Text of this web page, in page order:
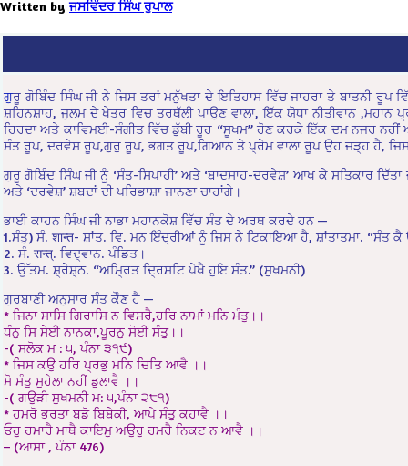
Written by ਜਸਵਿੰਦਰ ਸਿੰਘ ਰੁਪਾਲ
ਗੁਰੂ ਗੋਬਿੰਦ ਸਿੰਘ ਜੀ ਨੇ ਜਿਸ ਤਰਾਂ ਮਨੁੱਖਤਾ ਦੇ ਇਤਿਹਾਸ ਵਿੱਚ ਜਾਹਰਾ ਤੇ ਬਾਤਨੀ
ਸ਼ਹਿਨਸ਼ਾਹ, ਜੁਲਮ ਦੇ ਖੇਤਰ ਵਿਚ ਤਰਥੱਲੀ ਪਾਉਣ ਵਾਲਾ, ਇੱਕ ਯੋਧਾ ਨੀਤੀਵਾਨ
ਹਿਰਦਾ ਅਤੇ ਕਾਵਿਮਈ-ਸੰਗੀਤ ਵਿੱਚ ਡੁੱਬੀ ਰੂਹ “ਸੂਖਮ” ਹੋਣ ਕਰਕੇ ਇੱਕ ਦਮ ਨਜਰ
ਸੰਤ ਰੂਪ, ਦਰਵੇਸ਼ ਰੂਪ,ਗੁਰੁ ਰੂਪ, ਭਗਤ ਰੂਪ,ਗਿਆਨ ਤੇ ਪ੍ਰੇਮ ਵਾਲਾ ਰੂਪ ਉਹ ਜੜ੍ਹ ਹੈ,
ਗੁਰੂ ਗੋਬਿੰਦ ਸਿੰਘ ਜੀ ਨੂੰ ‘ਸੰਤ-ਸਿਪਾਹੀ’ ਅਤੇ ‘ਬਾਦਸਾਹ-ਦਰਵੇਸ਼’ ਆਖ ਕੇ ਸਤਿਕਾਰ
ਅਤੇ ‘ਦਰਵੇਸ਼’ ਸ਼ਬਦਾਂ ਦੀ ਪਰਿਭਾਸ਼ਾ ਜਾਨਣਾ ਚਾਹਾਂਗੇ।
ਭਾਈ ਕਾਹਨ ਸਿੰਘ ਜੀ ਨਾਭਾ ਮਹਾਨਕੋਸ਼ ਵਿੱਚ ਸੰਤ ਦੇ ਅਰਥ ਕਰਦੇ ਹਨ —
1.ਸੰਤੁ) ਸੰ. शान्त- ਸ਼ਾਂਤ. ਵਿ. ਮਨ ਇੰਦ੍ਰੀਆਂ ਨੂੰ ਜਿਸ ਨੇ ਟਿਕਾਇਆ ਹੈ, ਸ਼ਾਂਤਾਤਮਾ. “ਸੰਤ
2. ਸੰ. सन्त्. ਵਿਦ੍ਵਾਨ. ਪੰਡਿਤ।
3. ਉੱਤਮ. ਸ਼੍ਰੇਸ਼੍ਠ. “ਅਮ੍ਰਿਤ ਦ੍ਰਿਸਟਿ ਪੇਖੈ ਹੁਇ ਸੰਤ.” (ਸੁਖਮਨੀ)
ਗੁਰਬਾਣੀ ਅਨੁਸਾਰ ਸੰਤ ਕੌਣ ਹੈ —
* ਜਿਨਾ ਸਾਸਿ ਗਿਰਾਸਿ ਨ ਵਿਸਰੈ,ਹਰਿ ਨਾਮਾਂ ਮਨਿ ਮੰਤੁ।।
ਧੰਨੁ ਸਿ ਸੇਈ ਨਾਨਕਾ,ਪੂਰਨੁ ਸੋਈ ਸੰਤੁ।।
-( ਸਲੋਕ ਮ : ੫, ਪੰਨਾ ੩੧੯)
* ਜਿਸ ਕਉ ਹਰਿ ਪ੍ਰਭੁ ਮਨਿ ਚਿਤਿ ਆਵੈ ।।
ਸੋ ਸੰਤੁ ਸੁਹੇਲਾ ਨਹੀਂ ਡੁਲਾਵੈ ।।
-( ਗਉੜੀ ਸੁਖਮਨੀ ਮ: ੫,ਪੰਨਾ ੨੮੧)
* ਹਮਰੋ ਭਰਤਾ ਬਡੋ ਬਿਬੇਕੀ, ਆਪੇ ਸੰਤੁ ਕਹਾਵੈ ।।
ਓਹੁ ਹਮਾਰੈ ਮਾਥੈ ਕਾਇਮੁ ਅਉਰੁ ਹਮਰੈ ਨਿਕਟ ਨ ਆਵੈ ।।
– (ਆਸਾ , ਪੰਨਾ 476)